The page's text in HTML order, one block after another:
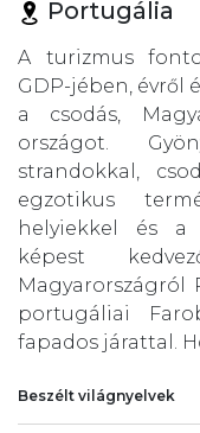
Portugália
A turizmus
GDP-jében, évről
a csodás,
országot.
strandokkal,
egzotikus
helyiekkel és a
képest
Magyarországról
portugáliai
fapados járattal.
Beszélt világnyelvek